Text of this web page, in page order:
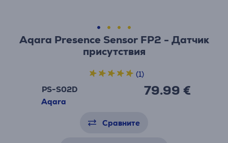
Aqara Presence Sensor FP2 - Датчик
присутствия
PS-S02D
Aqara
79.99 €
(1)
Сравните